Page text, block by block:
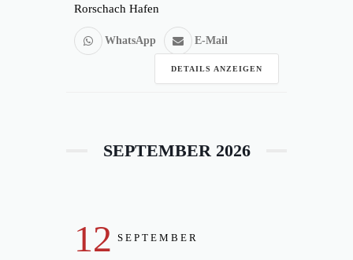
Rorschach Hafen
WhatsApp E-Mail
DETAILS ANZEIGEN
SEPTEMBER 2026
12 SEPTEMBER